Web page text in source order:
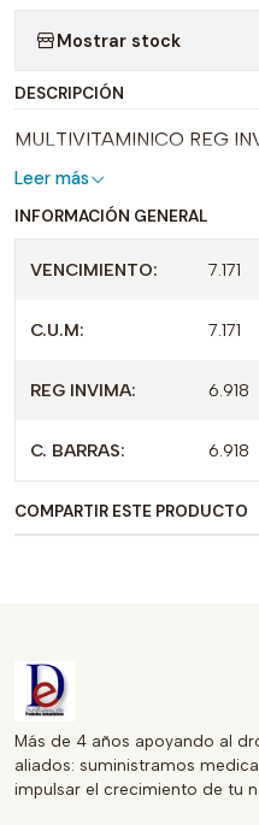
Mostrar stock
DESCRIPCIÓN
MULTIVITAMINICO REG
Leer más
INFORMACIÓN GENERAL
VENCIMIENTO: 7.171
C.U.M: 7.171
REG INVIMA: 6.918
C. BARRAS: 6.918
COMPARTIR ESTE PRODUCTO
Más de 4 años apoyando al
aliados: suministramos
impulsar el crecimiento de tu